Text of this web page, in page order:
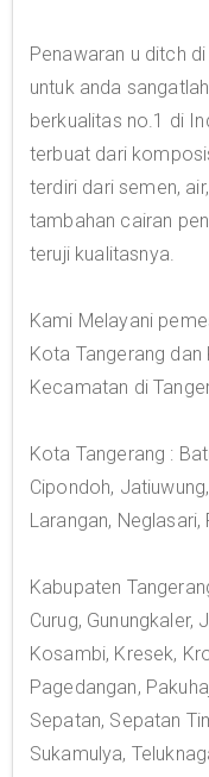
Penawaran u ditch
untuk anda
berkualitas no.1 di
terbuat dari
terdiri dari semen,
tambahan cairan
teruji kualitasnya.
Kami Melayani
Kota Tangerang
Kecamatan di
Kota Tangerang :
Cipondoh,
Larangan, Neglasari,
Kabupaten
Curug, Gunungkaler,
Kosambi, Kresek,
Pagedangan,
Sepatan, Sepatan
Sukamulya,